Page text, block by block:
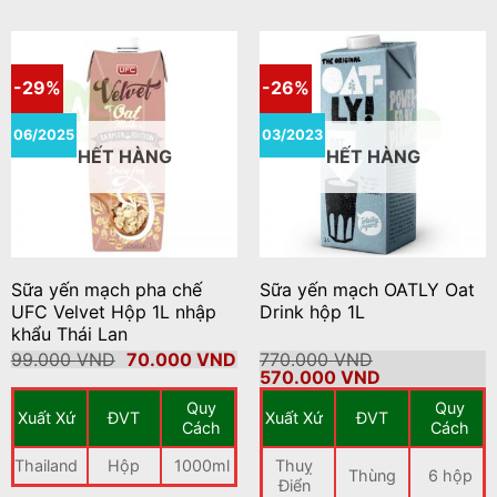
-29%
06/2025
HẾT HÀNG
Sữa yến mạch pha chế
UFC Velvet Hộp 1L nhập
khẩu Thái Lan
99.000VND Giá
là:
99.000 VND.
70.000 VNDGiá
hiện
tại
70.000 VND.
Xuất Xứ ĐVT
Quy
Cách
Thailand
Hộp 1000ml
-26%
03/2023
HẾT HÀNG
Sữa yến mạch OATLY Oat
Drink hộp 1L
770.000VND
Giá
gốc
là:
770.000 VND.
570.000 VNDGiá
hiện
tại
là:
570.000 VND.
Xuất Xứ ĐVT
Quy
Cách
Thuỵ
Điển
Thùng 6 hộp